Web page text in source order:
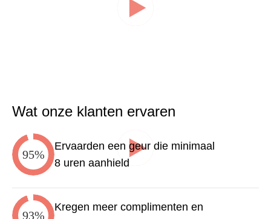
Wat onze klanten ervaren
95%
Ervaarden een geur die minimaal
8 uren aanhield
93%
Kregen meer complimenten en